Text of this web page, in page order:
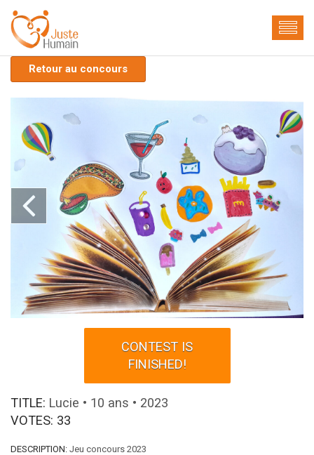
Retour au concours
CONTEST IS
FINISHED!
TITLE: Lucie • 10 ans • 2023
VOTES: 33
DESCRIPTION: Jeu concours 2023